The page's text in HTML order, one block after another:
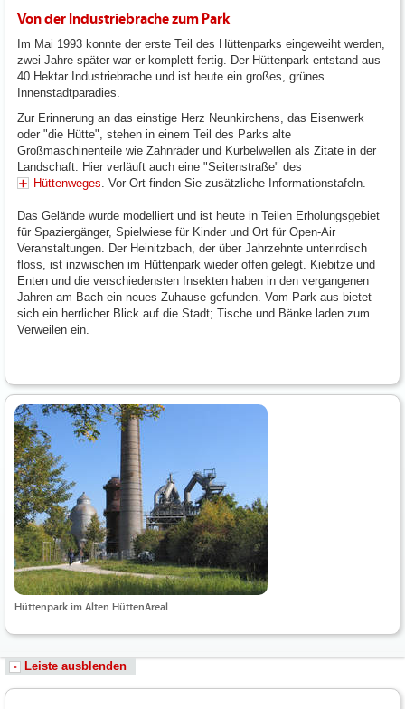
Von der Industriebrache zum Park
Im Mai 1993 konnte der erste Teil des Hüttenparks eingeweiht werden,
zwei Jahre später war er komplett fertig. Der Hüttenpark entstand aus
40 Hektar Industriebrache und ist heute ein großes, grünes
Innenstadtparadies.
Zur Erinnerung an das einstige Herz Neunkirchens, das Eisenwerk
oder "die Hütte", stehen in einem Teil des Parks alte
Großmaschinenteile wie Zahnräder und Kurbelwellen als Zitate in der
Landschaft. Hier verläuft auch eine "Seitenstraße" des
Hüttenweges . Vor Ort finden Sie zusätzliche Informationstafeln.
Das Gelände wurde modelliert und ist heute in Teilen Erholungsgebiet
für Spaziergänger, Spielwiese für Kinder und Ort für Open-Air
Veranstaltungen. Der Heinitzbach, der über Jahrzehnte unterirdisch
floss, ist inzwischen im Hüttenpark wieder offen gelegt. Kiebitze und
Enten und die verschiedensten Insekten haben in den vergangenen
Jahren am Bach ein neues Zuhause gefunden. Vom Park aus bietet
sich ein herrlicher Blick auf die Stadt; Tische und Bänke laden zum
Verweilen ein.
Hüttenpark im Alten HüttenAreal
Leiste ausblenden